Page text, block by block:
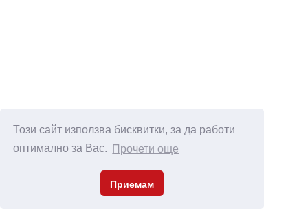
Този сайт използва бисквитки, за да работи
оптимално за Вас.
Прочети още
Приемам